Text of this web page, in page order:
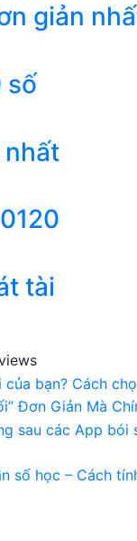
giản
số
nhất
tài
bạn? Cách
Đơn Giản Mà
sau các App
số học – Cách